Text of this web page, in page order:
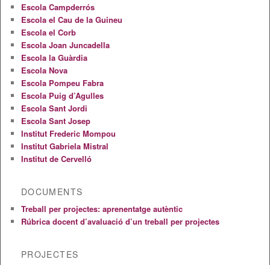
Escola Campderrós
Escola el Cau de la Guineu
Escola el Corb
Escola Joan Juncadella
Escola la Guàrdia
Escola Nova
Escola Pompeu Fabra
Escola Puig d’Agulles
Escola Sant Jordi
Escola Sant Josep
Institut Frederic Mompou
Institut Gabriela Mistral
Institut de Cervelló
DOCUMENTS
Treball per projectes: aprenentatge autèntic
Rúbrica docent d’avaluació d’un treball per projectes
PROJECTES